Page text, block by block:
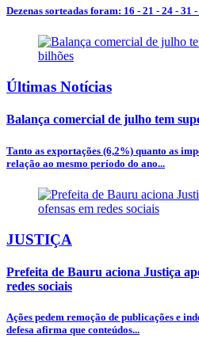
Dezenas sorteadas foram: 16 - 21 - 24 - 31
Últimas Notícias
Balança comercial de julho tem
Tanto as exportações (6,2%) quanto as
relação ao mesmo período do ano...
JUSTIÇA
Prefeita de Bauru aciona Justiça
redes sociais
Ações pedem remoção de publicações e
defesa afirma que conteúdos...